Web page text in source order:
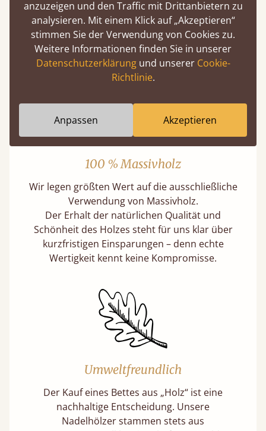
Merkmale
Was macht unsere Betten so einzigartig?
100 % Massivholz
Wir legen größten Wert auf die ausschließliche
Verwendung von Massivholz.
Der Erhalt der natürlichen Qualität und
Schönheit des Holzes steht für uns klar über
kurzfristigen Einsparungen – denn echte
Wertigkeit kennt keine Kompromisse.
Umweltfreundlich
Der Kauf eines Bettes aus „Holz“ ist eine
nachhaltige Entscheidung. Unsere
Nadelhölzer stammen stets aus
anzuzeigen und den Traffic mit Drittanbietern zu
analysieren. Mit einem Klick auf „Akzeptieren“
stimmen Sie der Verwendung von Cookies zu.
Weitere Informationen finden Sie in unserer
Datenschutzerklärungund unserer Cookie-
Richtlinie.
Anpassen Akzeptieren